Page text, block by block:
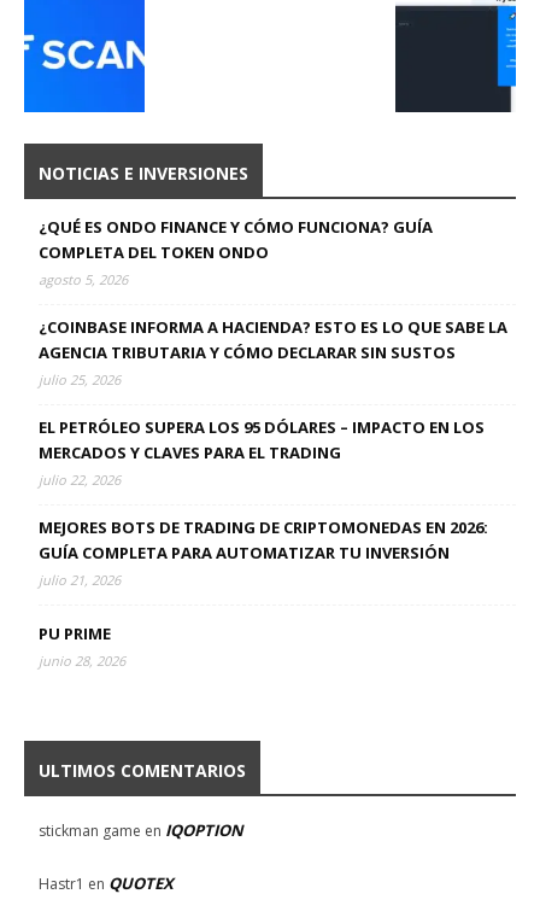
NOTICIAS E INVERSIONES
¿QUÉ ES ONDO FINANCE Y CÓMO FUNCIONA? GUÍA
COMPLETA DEL TOKEN ONDO
agosto 5, 2026
¿COINBASE INFORMA A HACIENDA? ESTO ES LO QUE SABE LA
AGENCIA TRIBUTARIA Y CÓMO DECLARAR SIN SUSTOS
julio 25, 2026
EL PETRÓLEO SUPERA LOS 95 DÓLARES – IMPACTO EN LOS
MERCADOS Y CLAVES PARA EL TRADING
julio 22, 2026
MEJORES BOTS DE TRADING DE CRIPTOMONEDAS EN 2026:
GUÍA COMPLETA PARA AUTOMATIZAR TU INVERSIÓN
julio 21, 2026
PU PRIME
junio 28, 2026
ULTIMOS COMENTARIOS
stickman game en IQOPTION
Hastr1 en QUOTEX